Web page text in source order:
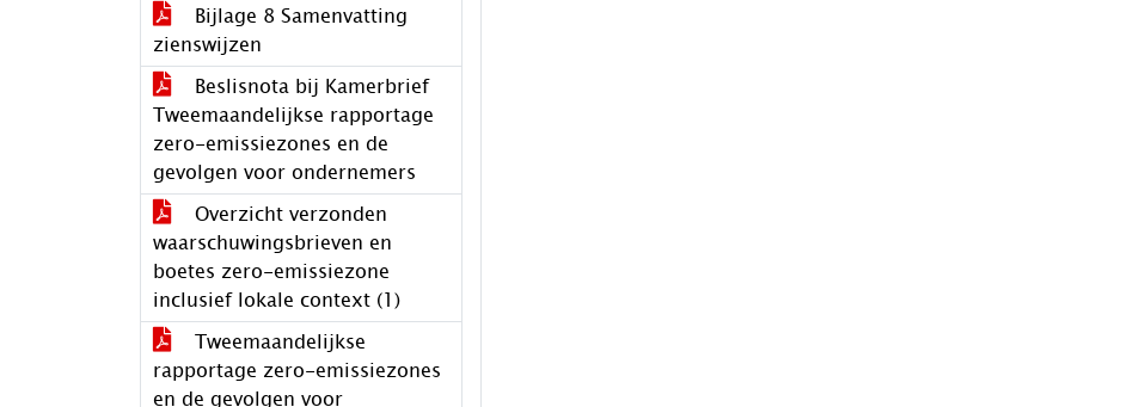
Bijlage 8 Samenvatting
zienswijzen
Beslisnota bij Kamerbrief
Tweemaandelijkse rapportage
zero-emissiezones en de
gevolgen voor ondernemers
Overzicht verzonden
waarschuwingsbrieven en
boetes zero-emissiezone
inclusief lokale context (1)
Tweemaandelijkse
rapportage zero-emissiezones
en de gevolgen voor